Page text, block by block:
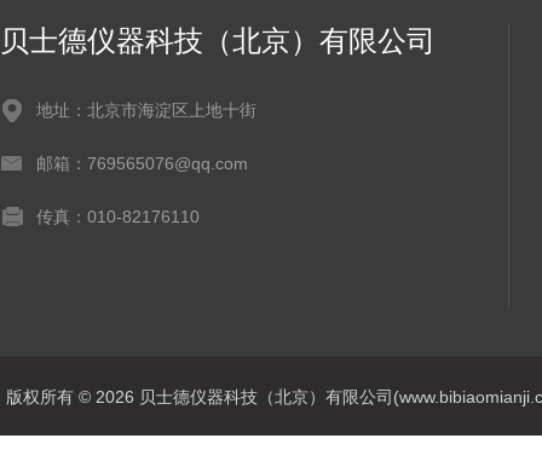
贝士德仪器科技（北京）有限公司
地址：北京市海淀区上地十街
邮箱：769565076@qq.com
传真：010-82176110
版权所有 © 2026 贝士德仪器科技（北京）有限公司